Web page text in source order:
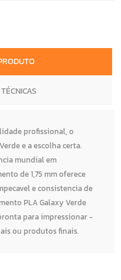
TÉCNICAS
profissional, o
e a escolha certa.
mundial em
de 1,75 mm oferece
e consistencia de
PLA Galaxy Verde
para impressionar -
ou produtos finais.